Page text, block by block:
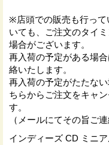
※店頭での販売も行って
いても、ご注文のタイ
場合がございます。
再入荷の予定がある場
絡いたします。
再入荷の予定がたたな
ちらからご注文をキャ
す。
（メールにてその旨ご
インディーズ CD ミニ